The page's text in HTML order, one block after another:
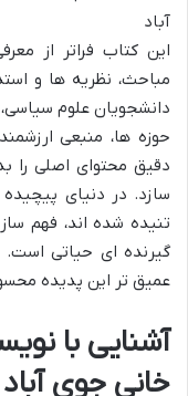
این کتاب فراتر از
مباحث، نظریه ها و
دانشجویان علوم
حوزه ها، منبعی
دقیق محتوای اصلی را
سازد. در دنیای
تنیده شده اند، فهم
گیرنده ای حیاتی است.
عمیق تر این پدیده
آشنایی با
خانی جوی